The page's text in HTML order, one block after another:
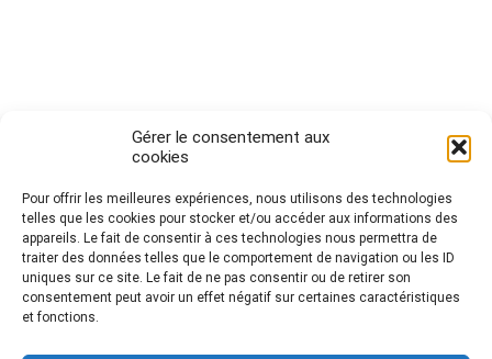
Gérer le consentement aux
cookies
Pour offrir les meilleures expériences, nous utilisons des technologies
telles que les cookies pour stocker et/ou accéder aux informations des
appareils. Le fait de consentir à ces technologies nous permettra de
traiter des données telles que le comportement de navigation ou les ID
uniques sur ce site. Le fait de ne pas consentir ou de retirer son
consentement peut avoir un effet négatif sur certaines caractéristiques
et fonctions.
Politique de cookies (UE)
Mentions légales